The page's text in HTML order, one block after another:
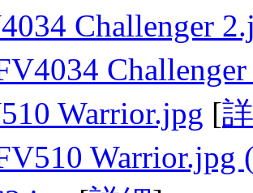
Challenger
Warrior.jpg [
Warrior.jpg